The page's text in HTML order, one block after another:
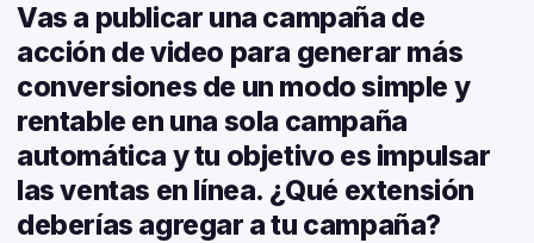
Vas a publicar una campaña de
acción de video para generar más
conversiones de un modo simple y
rentable en una sola campaña
automática y tu objetivo es impulsar
las ventas en línea. ¿Qué extensión
deberías agregar a tu campaña?